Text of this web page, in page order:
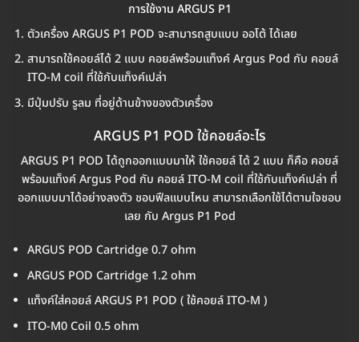
การใช้งาน ARGUS P1
ตัวเครื่อง ARGUS P1 POD จะสามารถสูบแบบ ออโต้ ได้เลย
สามารถใช้คอยล์ได้ 2 แบบ คอยล์พร้อมแท็งค์ Argus Pod กับ คอยล์
ITO-M coil ที่ใช้กับแท็งค์เปล่า
มีปุ่มปรับ รูลม ที่อยู่ด้านข้างของตัวเครื่อง
ARGUS P1 POD ใช้คอยล์อะไร
ARGUS P1 POD ได้ถูกออกแบบมาให้ ใช้คอยล์ ได้ 2 แบบ ก็คือ คอยล์
พร้อมแท็งค์ Argus Pod กับ คอยล์ ITO-M coil ที่ใช้กับแท็งค์เปล่า ที่
ออกแบบมาได้อย่างลงตัว ชอบฟีลแบบไหน สามารถเลือกใช้ได้ตามใจชอบ
เลย กับ Argus P1 Pod
ARGUS POD Cartridge 0.7 ohm
ARGUS POD Cartridge 1.2 ohm
แท็งค์ใส่คอยล์ ARGUS P1 POD ( ใช้คอยล์ ITO-M )
ITO-M0 Coil 0.5 ohm